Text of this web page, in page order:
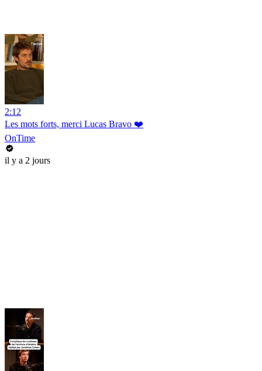
2:12
Les mots forts, merci Lucas Bravo ❤️
OnTime
il y a 2 jours